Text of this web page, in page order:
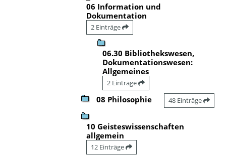
06 Information und
Dokumentation
2 Einträge
06.30 Bibliothekswesen,
Dokumentationswesen:
Allgemeines
2 Einträge
08 Philosophie 48 Einträge
10 Geisteswissenschaften
allgemein
12 Einträge